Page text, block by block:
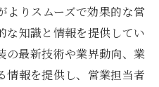
よりスムーズで効果的な営
な知識と情報を提供してい
の最新技術や業界動向、業
情報を提供し、営業担当者